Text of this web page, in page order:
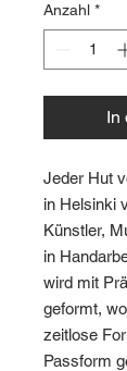
Anzahl *
In
Jeder Hut
in Helsinki
Künstler,
in
wird mit
geformt,
zeitlose
Passform